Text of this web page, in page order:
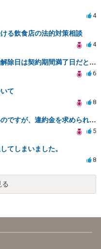
4
る飲食店の法的対策相談
4
契約解除手続きをしても契約解除日は契約期間満了日だと言われました。
6
て
8
契約書にサインをしていないのですが、違約金を求められる。
5
てしまいました。
8
る